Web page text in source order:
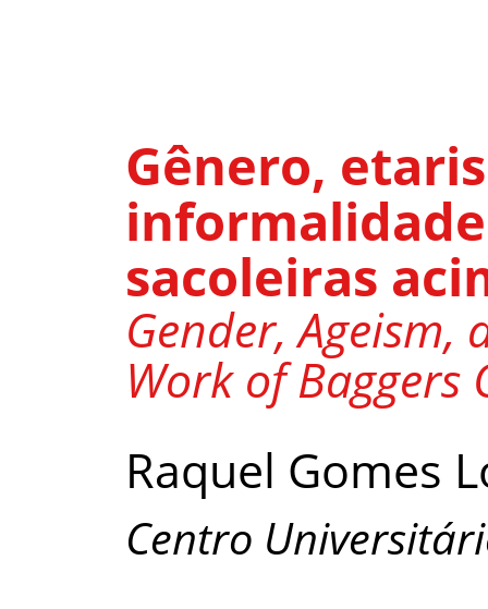
Gênero,
sacoleiras
Gender,
Work of Baggers
Raquel Gomes
Centro